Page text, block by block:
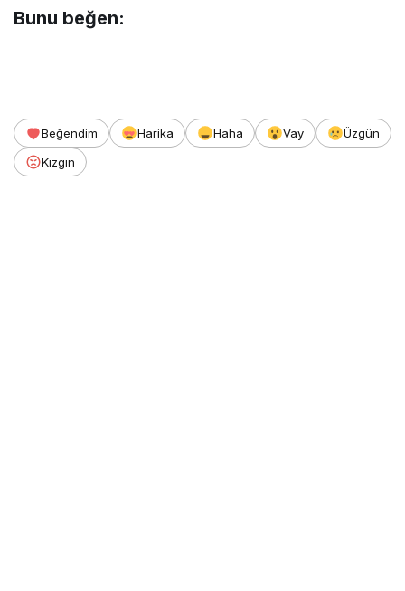
Bunu beğen:
Beğendim Harika Haha Vay
Üzgün
Kızgın